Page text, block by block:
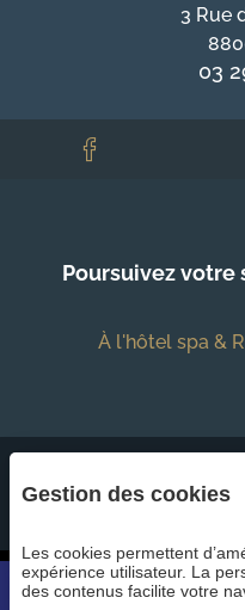
3 Rue
03
Poursuivez votre
À l'hôtel spa &
Chaque établissement
exploité par un
Gestion des cookies CGV
Gestion des cookies
Les cookies permettent
expérience utilisateur. La
des contenus facilite votre